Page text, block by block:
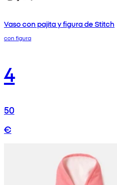
Vaso con pajita y figura de Stitch
con figura
4
50
€